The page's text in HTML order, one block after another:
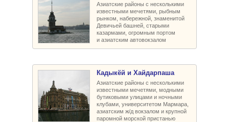
Азиатские районы с несколькими
известными мечетями, рыбным
рынком, набережной, знаменитой
Девичьей башней, старыми
казармами, огромным портом
и азиатским автовокзалом
Кадыкёй и Хайдарпаша
Азиатские районы с несколькими
известными мечетями, модными
бутиковыми улицами и ночными
клубами, университетом Мармара,
азиатским ж/д вокзалом и крупной
паромной морской пристанью